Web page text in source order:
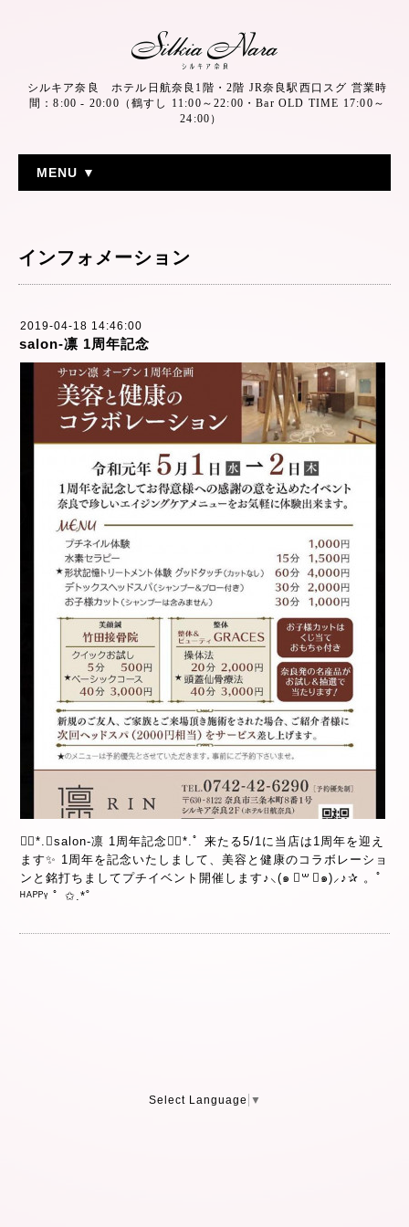
シルキア奈良 ホテル日航奈良1階・2階 JR奈良駅西口スグ 営業時
間：8:00 - 20:00（鶴すし 11:00～22:00・Bar OLD TIME 17:00～
24:00）
MENU ▼
インフォメーション
2019-04-18 14:46:00
salon-凛 1周年記念
❁⃘*.ﾟsalon-凛 1周年記念❁⃘*.ﾟ 来たる5/1に当店は1周年を迎え
ます✨ 1周年を記念いたしまして、美容と健康のコラボレーショ
ンと銘打ちましてプチイベント開催します♪⸜(๑ ॑꒳ ॑๑)⸝♪✰ 。ﾟ
ᴴᴬᴾᴾᵞ ﾟ ✩.*˚
Select Language ▼